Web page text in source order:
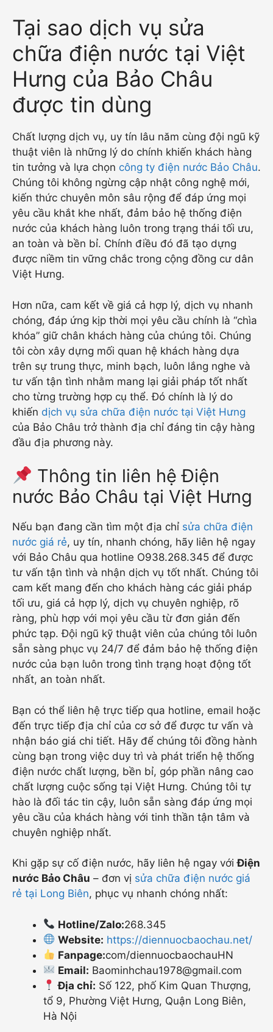
Tại sao dịch vụ sửa
chữa điện nước tại Việt
Hưng của Bảo Châu
được tin dùng
Chất lượng dịch vụ, uy tín lâu năm cùng đội ngũ kỹ
thuật viên là những lý do chính khiến khách hàng
tin tưởng và lựa chọn công ty điện nước Bảo Châu.
Chúng tôi không ngừng cập nhật công nghệ mới,
kiến thức chuyên môn sâu rộng để đáp ứng mọi
yêu cầu khắt khe nhất, đảm bảo hệ thống điện
nước của khách hàng luôn trong trạng thái tối ưu,
an toàn và bền bỉ. Chính điều đó đã tạo dựng
được niềm tin vững chắc trong cộng đồng cư dân
Việt Hưng.
Hơn nữa, cam kết về giá cả hợp lý, dịch vụ nhanh
chóng, đáp ứng kịp thời mọi yêu cầu chính là “chìa
khóa” giữ chân khách hàng của chúng tôi. Chúng
tôi còn xây dựng mối quan hệ khách hàng dựa
trên sự trung thực, minh bạch, luôn lắng nghe và
tư vấn tận tình nhằm mang lại giải pháp tốt nhất
cho từng trường hợp cụ thể. Đó chính là lý do
khiến dịch vụ sửa chữa điện nước tại Việt Hưng
của Bảo Châu trở thành địa chỉ đáng tin cậy hàng
đầu địa phương này.
Thông tin liên hệ Điện
nước Bảo Châu tại Việt Hưng
Nếu bạn đang cần tìm một địa chỉ sửa chữa điện
nước giá rẻ, uy tín, nhanh chóng, hãy liên hệ ngay
với Bảo Châu qua hotline O938.268.345 để được
tư vấn tận tình và nhận dịch vụ tốt nhất. Chúng tôi
cam kết mang đến cho khách hàng các giải pháp
tối ưu, giá cả hợp lý, dịch vụ chuyên nghiệp, rõ
ràng, phù hợp với mọi yêu cầu từ đơn giản đến
phức tạp. Đội ngũ kỹ thuật viên của chúng tôi luôn
sẵn sàng phục vụ 24/7 để đảm bảo hệ thống điện
nước của bạn luôn trong tình trạng hoạt động tốt
nhất, an toàn nhất.
Bạn có thể liên hệ trực tiếp qua hotline, email hoặc
đến trực tiếp địa chỉ của cơ sở để được tư vấn và
nhận báo giá chi tiết. Hãy để chúng tôi đồng hành
cùng bạn trong việc duy trì và phát triển hệ thống
điện nước chất lượng, bền bỉ, góp phần nâng cao
chất lượng cuộc sống tại Việt Hưng. Chúng tôi tự
hào là đối tác tin cậy, luôn sẵn sàng đáp ứng mọi
yêu cầu của khách hàng với tinh thần tận tâm và
chuyên nghiệp nhất.
Khi gặp sự cố điện nước, hãy liên hệ ngay vớiĐiện
nước Bảo Châu – đơn vị sửa chữa điện nước giá
rẻ tại Long Biên, phục vụ nhanh chóng nhất:
Hotline/Zalo:268.345
Website: https://diennuocbaochau.net/
Fanpage:com/diennuocbaochauHN
Email: Baominhchau1978@gmail.com
Địa chỉ: Số 122, phố Kim Quan Thượng,
tổ 9, Phường Việt Hưng, Quận Long Biên,
Hà Nội